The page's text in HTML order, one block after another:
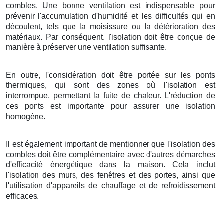
combles. Une bonne ventilation est indispensable pour
prévenir l'accumulation d'humidité et les difficultés qui en
découlent, tels que la moisissure ou la détérioration des
matériaux. Par conséquent, l'isolation doit être conçue de
manière à préserver une ventilation suffisante.
En outre, l'considération doit être portée sur les ponts
thermiques, qui sont des zones où l'isolation est
interrompue, permettant la fuite de chaleur. L'réduction de
ces ponts est importante pour assurer une isolation
homogène.
Il est également important de mentionner que l'isolation des
combles doit être complémentaire avec d'autres démarches
d'efficacité énergétique dans la maison. Cela inclut
l'isolation des murs, des fenêtres et des portes, ainsi que
l'utilisation d'appareils de chauffage et de refroidissement
efficaces.